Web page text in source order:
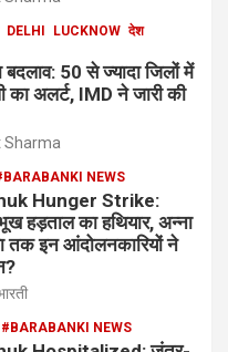
DELHI LUCKNOW देश
50 से ज्यादा जिलों में
का अलर्ट, IMD ने जारी की
Sharma
NEWS
Hunger Strike:
हड़ताल का हथियार, अन्ना
तक इन आंदोलनकारियों ने
#BARABANKI NEWS